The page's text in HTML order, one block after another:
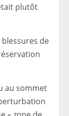
plutôt
de
au sommet